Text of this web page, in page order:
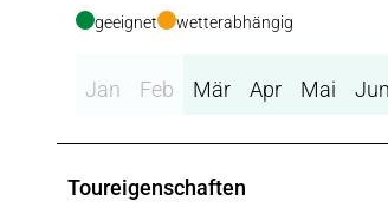
geeignet wetterabhängig
Jan Feb Mär Apr Mai Jun
Toureigenschaften